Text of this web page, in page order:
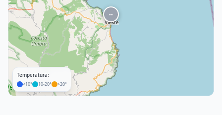
--
Temperatura:
<10° 10-20° >20°